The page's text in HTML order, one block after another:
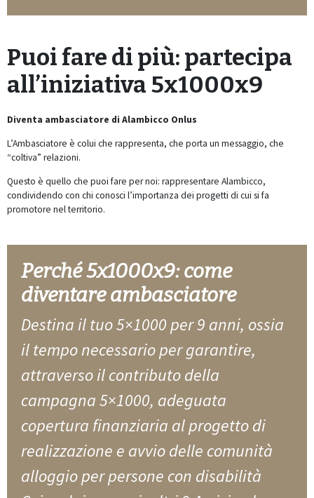
Puoi fare di più: partecipa
all’iniziativa 5x1000x9
Diventa ambasciatore di Alambicco Onlus
L’Ambasciatore è colui che rappresenta, che porta un messaggio, che
“coltiva” relazioni.
Questo è quello che puoi fare per noi: rappresentare Alambicco,
condividendo con chi conosci l’importanza dei progetti di cui si fa
promotore nel territorio.
Perché 5x1000x9: come
diventare ambasciatore
Destina il tuo 5×1000 per 9 anni, ossia
il tempo necessario per garantire,
attraverso il contributo della
campagna 5×1000, adeguata
copertura finanziaria al progetto di
realizzazione e avvio delle comunità
alloggio per persone con disabilità